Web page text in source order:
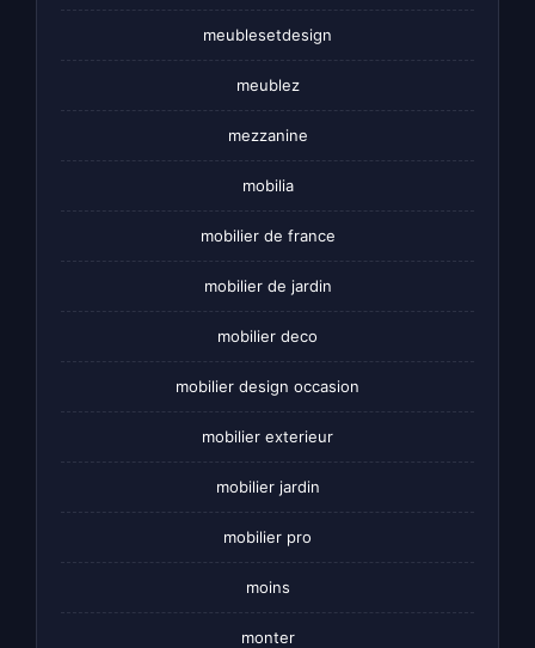
meublesetdesign
meublez
mezzanine
mobilia
mobilier de france
mobilier de jardin
mobilier deco
mobilier design occasion
mobilier exterieur
mobilier jardin
mobilier pro
moins
monter